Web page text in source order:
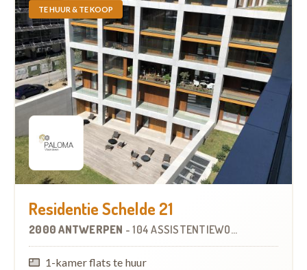
TE HUUR & TE KOOP
Residentie Schelde 21
2000 ANTWERPEN -104 ASSISTENTIEWONINGEN
1-kamer flats te huur